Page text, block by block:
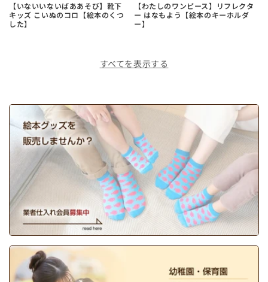
【いないいないばああそび】靴下
キッズ こいぬのコロ【絵本のくつ
した】
【わたしのワンピース】リフレクタ
ー はなもよう【絵本のキーホルダ
ー】
すべてを表示する